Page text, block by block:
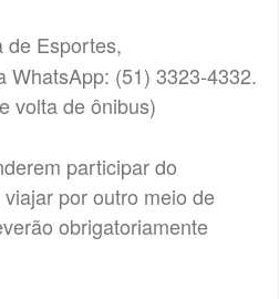
de Esportes,
WhatsApp: (51) 3323-4332.
volta de ônibus)
participar do
por outro meio de
obrigatoriamente